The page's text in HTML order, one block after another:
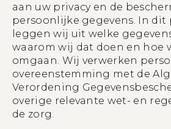
aan uw privacy en de
persoonlijke gegevens. In dit
leggen wij uit welke
waarom wij dat doen en hoe
omgaan. Wij verwerken
overeenstemming met de
Verordening
overige relevante wet- en
de zorg.